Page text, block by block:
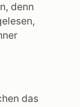
denn
das